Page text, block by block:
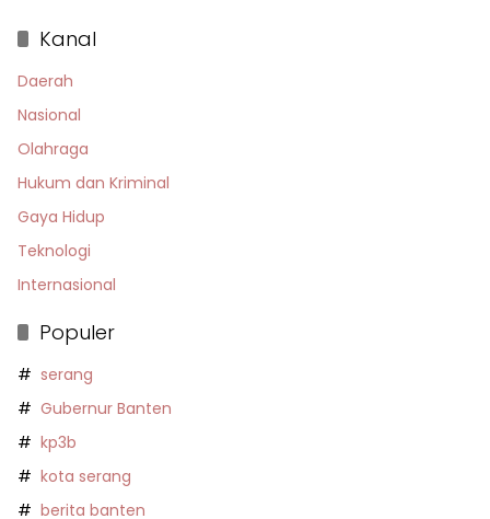
Kanal
Daerah
Nasional
Olahraga
Hukum dan Kriminal
Gaya Hidup
Teknologi
Internasional
Populer
serang
Gubernur Banten
kp3b
kota serang
berita banten